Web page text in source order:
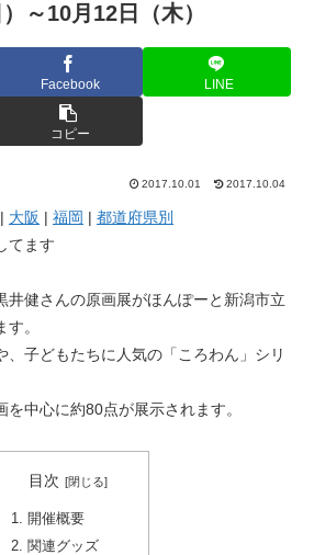
～10月12日（木）
Facebook LINE
コピー
2017.10.01 2017.10.04
| 大阪 | 福岡 | 都道府県別
てます
井健さんの原画展がほんぽーと新潟市立
。
、子どもたちに人気の「ころわん」シリ
中心に約80点が展示されます。
目次
開催概要
関連グッズ